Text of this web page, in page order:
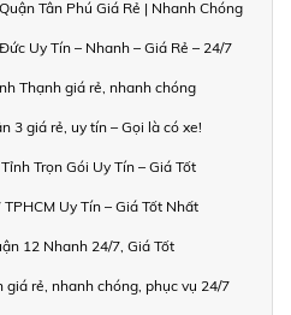
Tân Phú Giá Rẻ | Nhanh Chóng
Uy Tín – Nhanh – Giá Rẻ – 24/7
Thạnh giá rẻ, nhanh chóng
3 giá rẻ, uy tín – Gọi là có xe!
Trọn Gói Uy Tín – Giá Tốt
Uy Tín – Giá Tốt Nhất
12 Nhanh 24/7, Giá Tốt
rẻ, nhanh chóng, phục vụ 24/7